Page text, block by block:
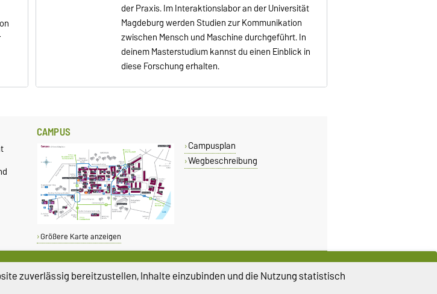
der Praxis. Im Interaktionslabor an der Universität
Magdeburg werden Studien zur Kommunikation
zwischen Mensch und Maschine durchgeführt. In
deinem Masterstudium kannst du einen Einblick in
diese Forschung erhalten.
CAMPUS
Größere Karte anzeigen
Campusplan
Wegbeschreibung
SERVICE
Universitätsrechenzentrum
DIESE SEITE
zuverlässig bereitzustellen, Inhalte einzubinden und die Nutzung statistisch